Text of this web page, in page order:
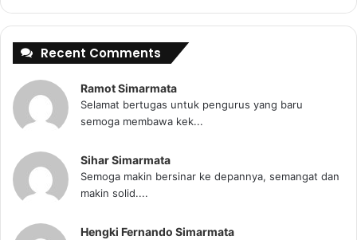
Recent Comments
Ramot Simarmata
Selamat bertugas untuk pengurus yang baru
semoga membawa kek...
Sihar Simarmata
Semoga makin bersinar ke depannya, semangat dan
makin solid....
Hengki Fernando Simarmata